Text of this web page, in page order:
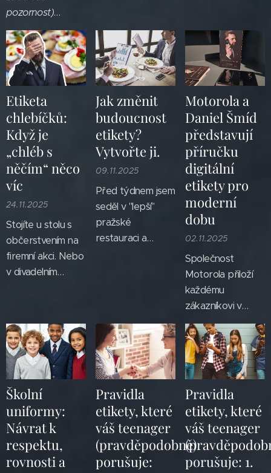
pozornost)
Bohatství
fascinovalo vždy.
Nejen proto, že
lidé toužili po
samotných, ale
proto, že
bohatství
historicky
slibovalo cosi
navíc. Čas.
Odstup. Bezpečí.
nespěchat.
Možnost
nereagovat
okamžitě.
obhajovat se. Není
tedy překvapivé,
že v době, která
je hlučná,...
a klouby při
současném
uvolnění stresu
jsou známy.
Někteří lidé jsou
však specialisté
na to, jak zkazit
jinak terapeutický
zážitek. Nechci,
abyste byli právě
"tímto člověkem"
právě vy. Proto
jsem přistoupil na
vyřeší situaci "na
poslední chvíli". To
vše je pravda. Z
hlediska etikety
však mají jeden
zásadní
nedostatek:
nenesou s sebou
téměř žádnou
stopu dárku.
Etiketa
chlebíčků:
Když je
„chléb s
něčím“ něco
víc
24.11.2025
Stojíte u stolu s
občerstvením na
firemní akci. Nebo
v divadelním
nadýchaných
chlebíčků s
majonézovým
salátem, smotkem
delikátní šunky a
vajíčkem. Snítka
petrželky,
nařezaná okurka.
Sbíhají se vám
Jak změnit
budoucnost
etikety?
Vytvořte ji.
09.11.2025
Před týdnem jsem
seděl v "lepší"
pražské
restauraci a
seděl mladý muž,
asi
pětadvacetiletý,
ve slušném
obleku. Vypadal
úspěšně.
Pravděpodobně
pracovní schůzka.
Naproti němu
Motorola a
Daniel Šmíd
představují
příručku
digitální
etikety pro
moderní
dobu
02.11.2025
Společnost
Motorola přiloží
každému
zákazníkovi v
České republice k
nejnovější verzi
špičkového
telefonu
60 ultrajako
dárek unikátní
publikaci o
slušném chování. S
tímto luxusním,
Školní
uniformy:
Návrat k
respektu,
rovnosti a
Pravidla
etikety, které
váš teenager
(pravděpodobně)
porušuje:
Pravidla
etikety, které
váš teenager
porušuje: 1.